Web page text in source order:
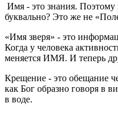
Имя - это знания.
буквально? Это же не
«Имя зверя» - это
Когда у человека
меняется ИМЯ. И теперь
Крещение - это обещание
как Бог образно говоря в
в воде.